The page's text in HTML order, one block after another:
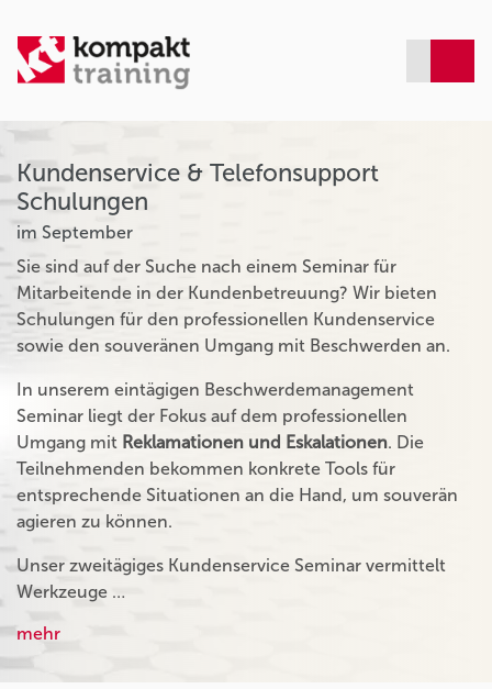
Kundenservice & Telefonsupport
Schulungen
im September
Sie sind auf der Suche nach einem Seminar für
Mitarbeitende in der Kundenbetreuung? Wir bieten
Schulungen für den professionellen Kundenservice
sowie den souveränen Umgang mit Beschwerden an.
In unserem eintägigen Beschwerdemanagement
Seminar liegt der Fokus auf dem professionellen
Umgang mit Reklamationen und Eskalationen. Die
Teilnehmenden bekommen konkrete Tools für
entsprechende Situationen an die Hand, um souverän
agieren zu können.
Unser zweitägiges Kundenservice Seminar vermittelt
Werkzeuge …
mehr